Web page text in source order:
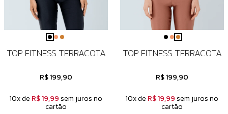
TOP FITNESS TERRACOTA
R$ 199,90
10x de R$ 19,99 sem juros no
cartão
TOP FITNESS TERRACOTA
R$ 199,90
10x de R$ 19,99 sem juros no
cartão